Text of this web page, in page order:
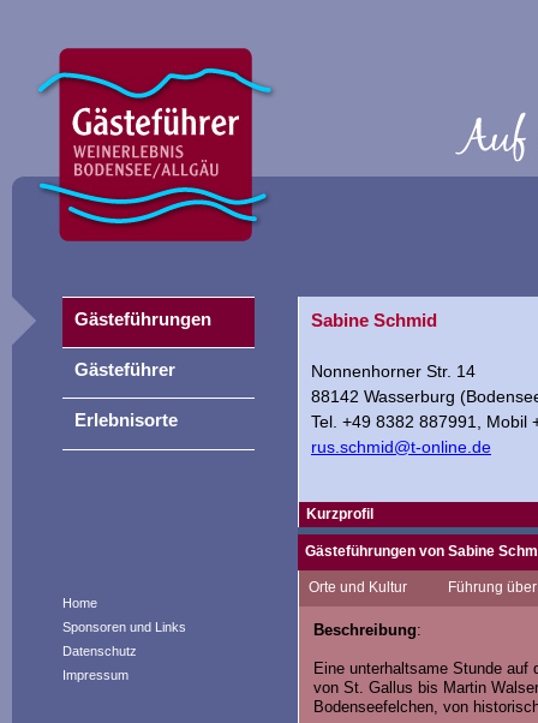
Home
Sponsoren und Links
Datenschutz
Impressum
Sabine Schmid
Nonnenhorner Str. 14
88142 Wasserburg
Tel. +49 8382 887991, Mobil
rus.schmid@t-online.de
Kurzprofil
umspült von schönen und
Gästeführungen von Sabine
Orte und Kultur Führung
Beschreibung:
Eine unterhaltsame Stunde auf
von St. Gallus bis Martin
Bodenseefelchen, von
Gästeführungen
Gästeführer
Erlebnisorte